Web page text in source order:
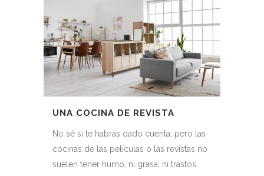
UNA COCINA DE REVISTA
No sé si te habrás dado cuenta, pero las
cocinas de las películas o las revistas no
suelen tener humo, ni grasa, ni trastos